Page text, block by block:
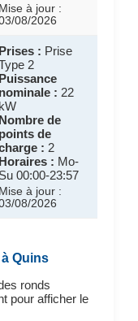
Mise à jour :
08/2026
Prises : Prise
2
Puissance
nominale : 22
kW
Nombre de
points de
: 2
Horaires : Mo-
Su 00:00-23:57
Mise à jour :
08/2026
Quins
ronds
pour afficher le